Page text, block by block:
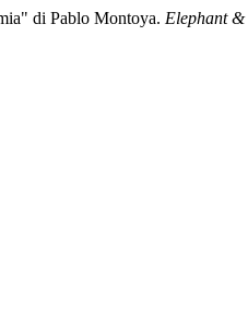
di Pablo Montoya. Elephant &